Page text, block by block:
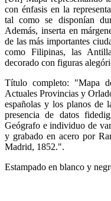
con énfasis en la
tal como se disponían
Además, inserta en
de las más importantes
como Filipinas, las
decorado con figuras
Título completo: "Mapa
Actuales Provincias y
españolas y los planos de
presencia de datos
Geógrafo e individuo de
y grabado en acero por
Madrid, 1852.".
Estampado en blanco y